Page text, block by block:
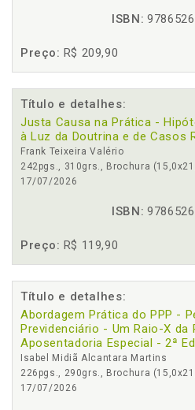
ISBN:
Preço: R$ 209,90
Título e detalhes:
Justa Causa na Prática -
à Luz da Doutrina e de Casos
Frank Teixeira Valério
242pgs., 310grs., Brochura
17/07/2026
ISBN:
Preço: R$ 119,90
Título e detalhes:
Abordagem Prática do PPP -
Previdenciário - Um Raio-X da
Aposentadoria Especial - 2ª
Isabel Midiã Alcantara Martins
226pgs., 290grs., Brochura
17/07/2026